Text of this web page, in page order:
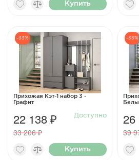
Купить
-33%
Прихожая Кэт-1 набор 3 -
Графит
22 138 ₽
33 206 ₽
Доступно
Купить
-33%
26
39